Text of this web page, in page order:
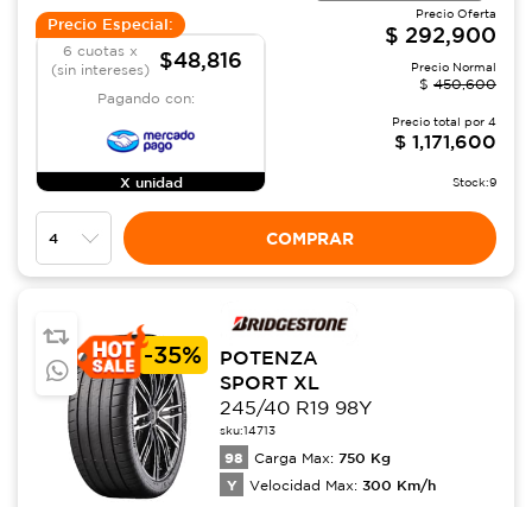
Precio Especial:
6 cuotas x
(sin intereses)
$48,816
Pagando con:
X unidad
Precio Oferta
$ 292,900
Precio Normal
$ 450,600
Precio total por 4
$ 1,171,600
Stock:9
COMPRAR
-35%
POTENZA
SPORT XL
245/40 R19 98Y
sku:14713
98 Carga Max: 750 Kg
Y Velocidad Max: 300 Km/h